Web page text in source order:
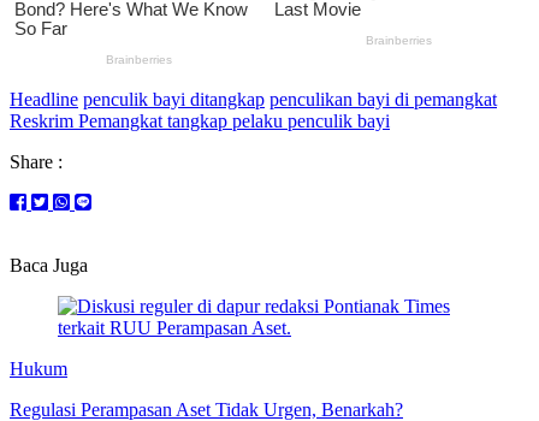
Headline penculik bayi ditangkap penculikan bayi di pemangkat
Reskrim Pemangkat tangkap pelaku penculik bayi
Share :
Baca Juga
Hukum
Regulasi Perampasan Aset Tidak Urgen, Benarkah?